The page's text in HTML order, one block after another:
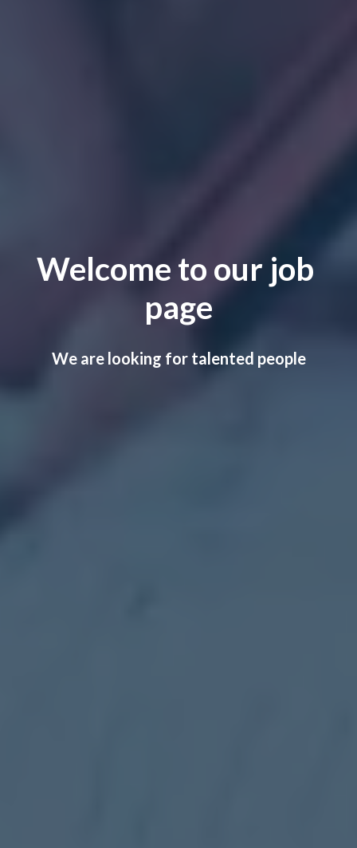
Welcome to our job
page
We are looking for talented people